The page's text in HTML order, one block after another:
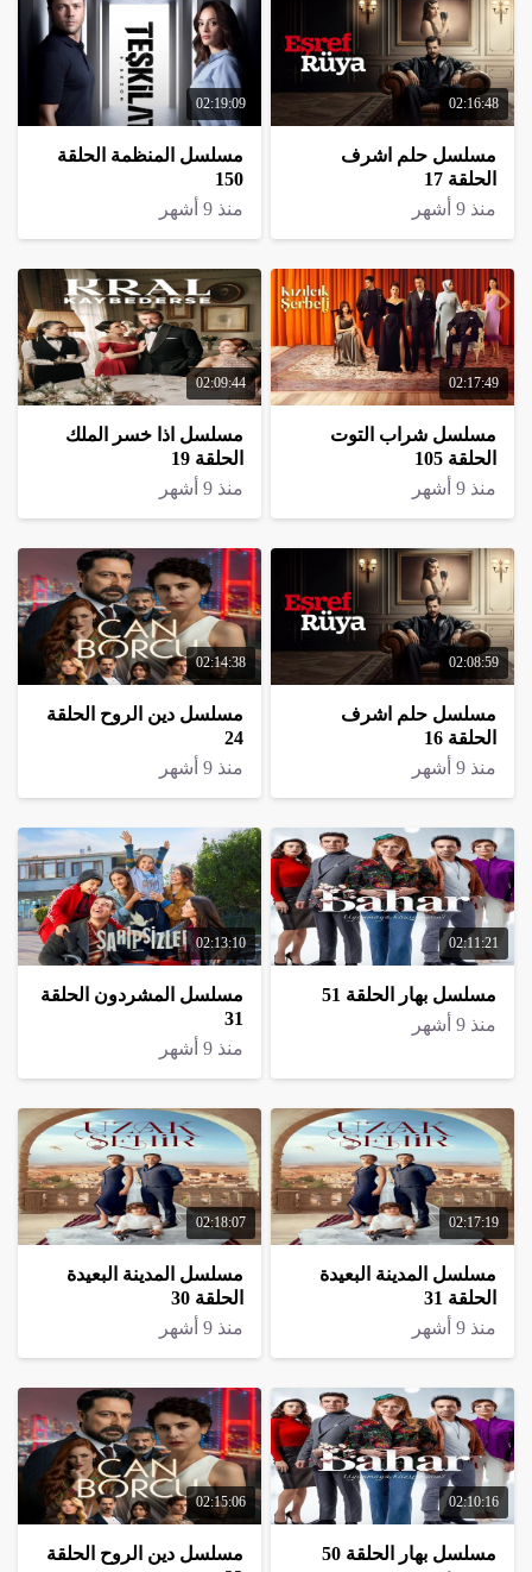
02:16:48
مسلسل حلم اشرف
الحلقة 17
منذ 9 أشهر
02:19:09
مسلسل المنظمة الحلقة
150
منذ 9 أشهر
02:17:49
مسلسل شراب التوت
الحلقة 105
منذ 9 أشهر
02:09:44
مسلسل اذا خسر الملك
الحلقة 19
منذ 9 أشهر
02:08:59
مسلسل حلم اشرف
الحلقة 16
منذ 9 أشهر
02:14:38
مسلسل دين الروح الحلقة
24
منذ 9 أشهر
02:11:21
مسلسل بهار الحلقة 51
منذ 9 أشهر
02:13:10
مسلسل المشردون الحلقة
31
منذ 9 أشهر
02:17:19
مسلسل المدينة البعيدة
الحلقة 31
منذ 9 أشهر
02:18:07
مسلسل المدينة البعيدة
الحلقة 30
منذ 9 أشهر
02:10:16
مسلسل بهار الحلقة 50
02:15:06
مسلسل دين الروح الحلقة